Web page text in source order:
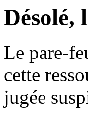
Désolé,
Le pare-
cette
jugée